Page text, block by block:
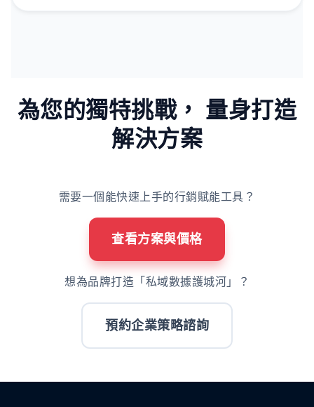
為您的獨特挑戰， 量身打造
解決方案
需要一個能快速上手的行銷賦能工具？
查看方案與價格
想為品牌打造「私域數據護城河」？
預約企業策略諮詢